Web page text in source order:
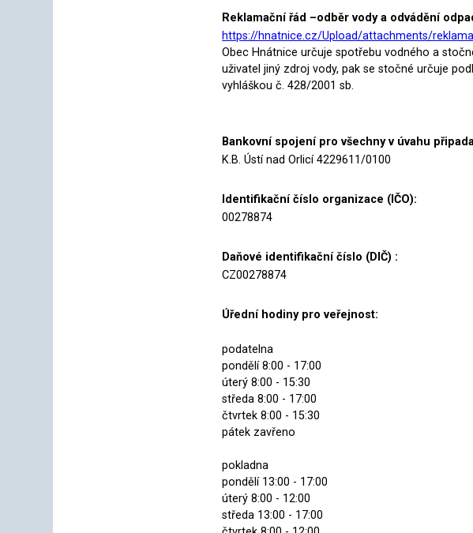
Reklamační řád –odběr vody a odvádění
https://hnatnice.cz/Upload/attachments/
Obec Hnátnice určuje spotřebu vodného a
uživatel jiný zdroj vody, pak se stočné určuje
vyhláškou č. 428/2001 sb.
Bankovní spojení pro všechny v úvahu
K.B. Ústí nad Orlicí 4229611/0100
Identifikační číslo organizace (IČO):
00278874
Daňové identifikační číslo (DIČ) :
CZ00278874
Úřední hodiny pro veřejnost:
podatelna
pondělí 8:00 - 17:00
úterý 8:00 - 15:30
středa 8:00 - 17:00
čtvrtek 8:00 - 15:30
pátek zavřeno
pokladna
pondělí 13:00 - 17:00
úterý 8:00 - 12:00
středa 13:00 - 17:00